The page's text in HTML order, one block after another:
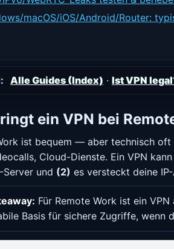
macOS/iOS/Android/Router:
Alle Guides (Index) · Ist VPN
ein VPN bei
ist bequem — aber technisch
Cloud-Dienste. Ein VPN
Server und (2) es versteckt deine
Für Remote Work ist ein
Basis für sichere Zugriffe, wenn